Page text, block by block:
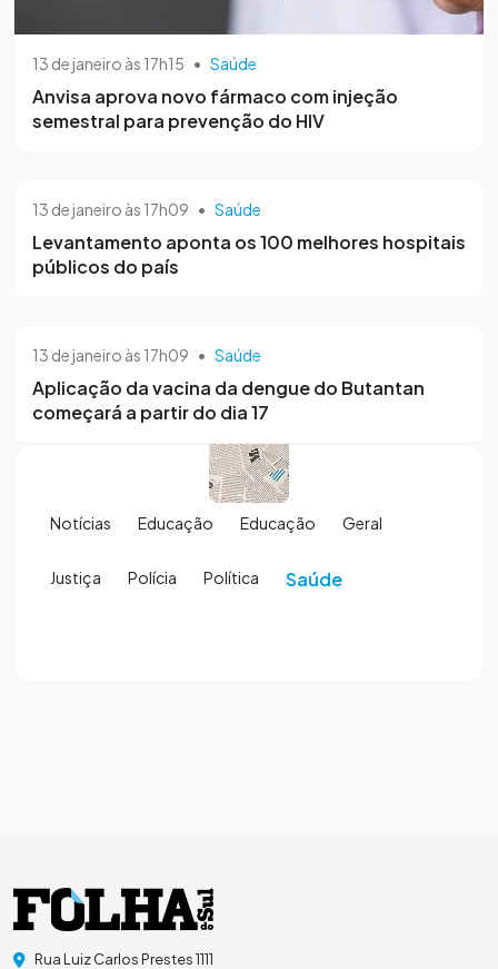
13 de janeiro às 17h15 • Saúde
Anvisa aprova novo fármaco com injeção
semestral para prevenção do HIV
13 de janeiro às 17h09 • Saúde
Levantamento aponta os 100 melhores hospitais
públicos do país
13 de janeiro às 17h09 • Saúde
Aplicação da vacina da dengue do Butantan
começará a partir do dia 17
Notícias Educação Educação Geral
Justiça Polícia Política Saúde
Rua Luiz Carlos Prestes 1111